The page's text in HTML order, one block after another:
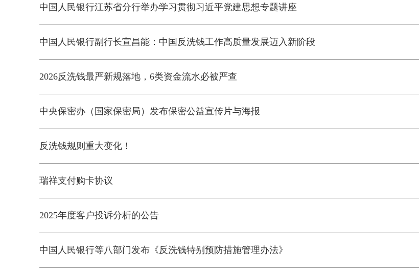
中国人民银行江苏省分行举办学习贯彻习近平党建思想专题讲座
中国人民银行副行长宣昌能：中国反洗钱工作高质量发展迈入新阶段
2026反洗钱最严新规落地，6类资金流水必被严查
中央保密办（国家保密局）发布保密公益宣传片与海报
反洗钱规则重大变化！
瑞祥支付购卡协议
2025年度客户投诉分析的公告
中国人民银行等八部门发布《反洗钱特别预防措施管理办法》